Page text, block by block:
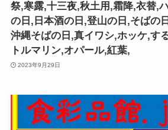
祭,寒露,十三夜,秋土用,霜降,衣替,
の日,日本酒の日,登山の日,そばの
沖縄そばの日,真イワシ,ホッケ,す
トルマリン,オパール,紅葉,
2023年9月29日